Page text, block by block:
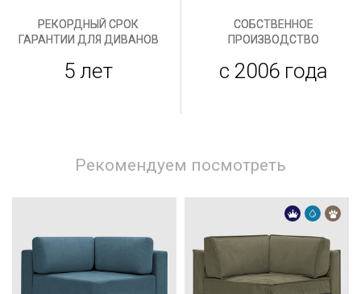
РЕКОРДНЫЙ СРОК
ГАРАНТИИ ДЛЯ ДИВАНОВ
5 лет
СОБСТВЕННОЕ
ПРОИЗВОДСТВО
с 2006 года
Рекомендуем посмотреть